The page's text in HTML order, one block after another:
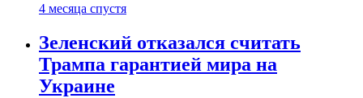
4 месяца спустя
Зеленский отказался считать
Трампа гарантией мира на
Украине